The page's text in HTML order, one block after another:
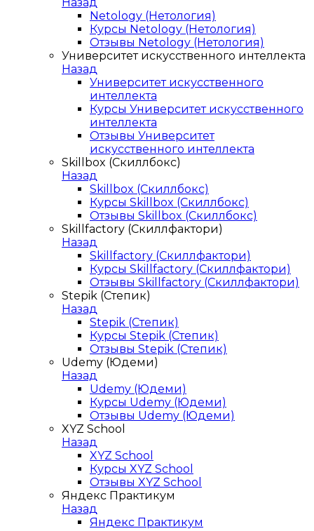
Netology (Нетология)
Курсы Netology (Нетология)
Отзывы Netology (Нетология)
Университет искусственного интеллекта
Назад
Университет искусственного
интеллекта
Курсы Университет искусственного
интеллекта
Отзывы Университет
искусственного интеллекта
Skillbox (Скиллбокс)
Назад
Skillbox (Скиллбокс)
Курсы Skillbox (Скиллбокс)
Отзывы Skillbox (Скиллбокс)
Skillfactory (Скиллфактори)
Назад
Skillfactory (Скиллфактори)
Курсы Skillfactory (Скиллфактори)
Отзывы Skillfactory (Скиллфактори)
Stepik (Степик)
Назад
Stepik (Степик)
Курсы Stepik (Степик)
Отзывы Stepik (Степик)
Udemy (Юдеми)
Назад
Udemy (Юдеми)
Курсы Udemy (Юдеми)
Отзывы Udemy (Юдеми)
XYZ School
Назад
XYZ School
Курсы XYZ School
Отзывы XYZ School
Яндекс Практикум
Назад
Яндекс Практикум